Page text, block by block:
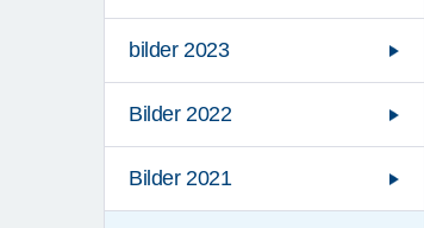
bilder 2023
Bilder 2022
Bilder 2021